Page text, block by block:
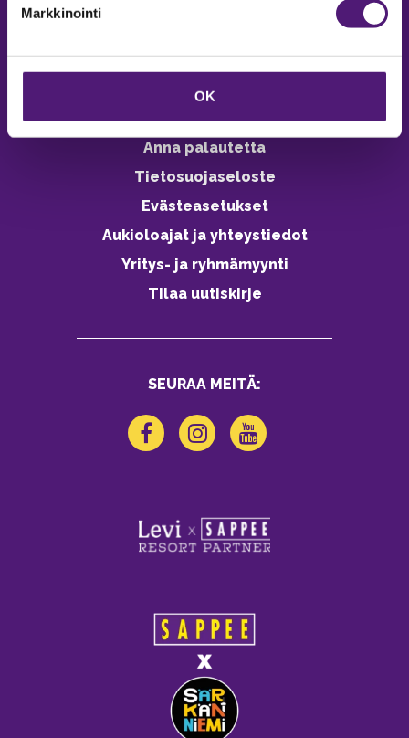
Markkinointi
OK
Vastuullisuus
Ympäristöohjelma
Avoimet työpaikat
Anna palautetta
Tietosuojaseloste
Evästeasetukset
Aukioloajat ja yhteystiedot
Yritys- ja ryhmämyynti
Tilaa uutiskirje
SEURAA MEITÄ: